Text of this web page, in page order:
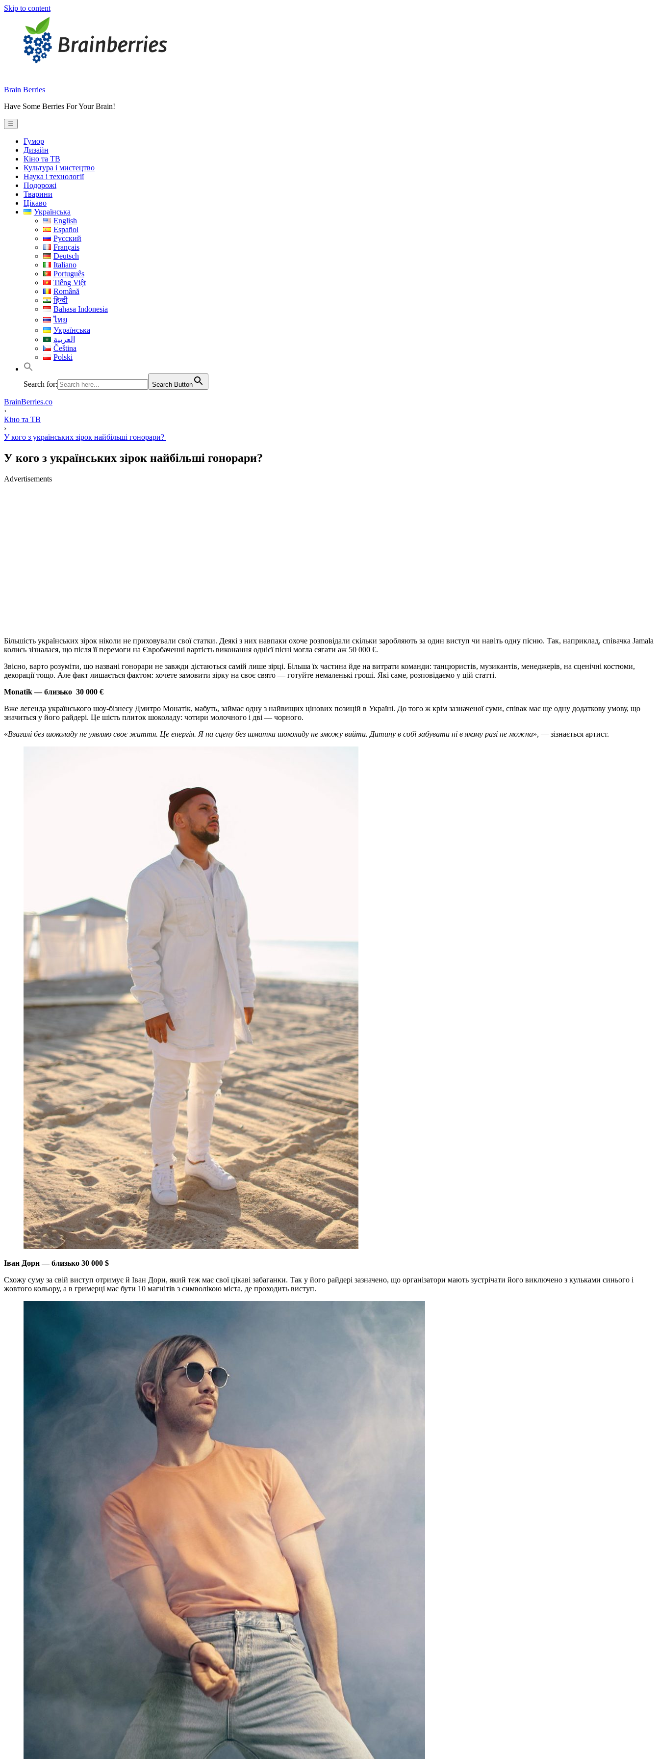
Skip to content
Brain Berries
Have Some Berries For Your Brain!
☰
Гумор
Дизайн
Кіно та ТВ
Культура і мистецтво
Наука і технології
Подорожі
Тварини
Цікаво
Українська
English
Español
Русский
Français
Deutsch
Italiano
Português
Tiếng Việt
Română
हिन्दी
Bahasa Indonesia
ไทย
Українська
العربية
Čeština
Polski
Search for: Search Button
BrainBerries.co
›
Кіно та ТВ
›
У кого з українських зірок найбільші гонорари?
У кого з українських зірок найбільші гонорари?
Advertisements
Більшість українських зірок ніколи не приховували свої статки. Деякі з них навпаки охоче розповідали скільки заробляють за один виступ чи навіть одну пісню. Так, наприклад, співачка Jamala
колись зізналася, що після її перемоги на Євробаченні вартість виконання однієї пісні могла сягати аж 50 000 €.
Звісно, варто розуміти, що названі гонорари не завжди дістаються самій лише зірці. Більша їх частина йде на витрати команди: танцюристів, музикантів, менеджерів, на сценічні костюми,
декорації тощо. Але факт лишається фактом: хочете замовити зірку на своє свято — готуйте немаленькі гроші. Які саме, розповідаємо у цій статті.
Monatik — близько 30 000 €
Вже легенда українського шоу-бізнесу Дмитро Монатік, мабуть, займає одну з найвищих цінових позицій в Україні. До того ж крім зазначеної суми, співак має ще одну додаткову умову, що
значиться у його райдері. Це шість плиток шоколаду: чотири молочного і дві — чорного.
«Взагалі без шоколаду не уявляю своє життя. Це енергія. Я на сцену без шматка шоколаду не зможу вийти. Дитину в собі забувати ні в якому разі не можна», — зізнається артист.
Іван Дорн — близько 30 000 $
Схожу суму за свій виступ отримує й Іван Дорн, який теж має свої цікаві забаганки. Так у його райдері зазначено, що організатори мають зустрічати його виключено з кульками синього і
жовтого кольору, а в гримерці має бути 10 магнітів з символікою міста, де проходить виступ.